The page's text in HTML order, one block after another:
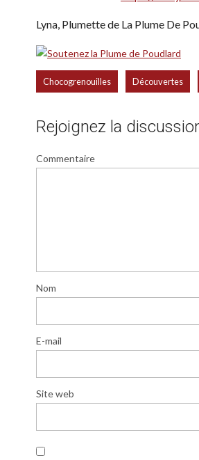
Lyna, Plumette de La Plume De
Chocogrenouilles Découvertes
Rejoignez la
Commentaire
Nom
E-mail
Site web